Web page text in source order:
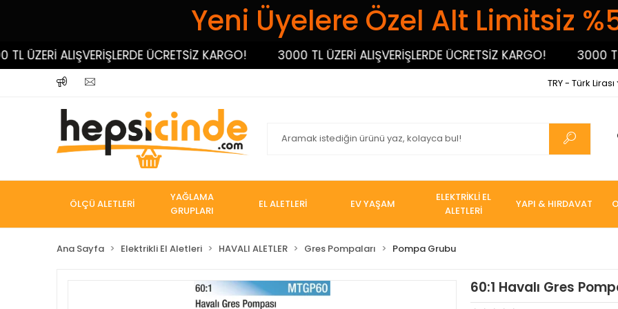
Yeni Üyelere Özel Alt Limitsiz
ALIŞVERİŞLERDE ÜCRETSİZ KARGO! 3000 TL ÜZERİ ALIŞVERİŞLERDE ÜCRETSİZ KARGO! 3000 TL
TRY - Türk Lirası
ÖLÇÜ ALETLERİ
YAĞLAMA
GRUPLARI
EL ALETLERİ EV YAŞAM
ELEKTRİKLİ EL
ALETLERİ
YAPI & HIRDAVAT
Ana Sayfa Elektrikli El Aletleri HAVALI ALETLER Gres Pompaları Pompa Grubu
60:1 Havalı Gres